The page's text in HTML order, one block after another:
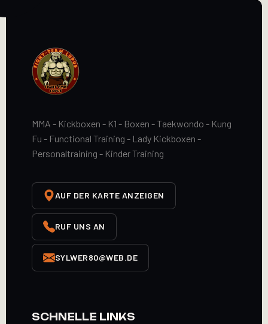
MMA - Kickboxen - K1 - Boxen - Taekwondo - Kung
Fu - Functional Training - Lady Kickboxen -
Personaltraining - Kinder Training
AUF DER KARTE ANZEIGEN
RUF UNS AN
SYLWER80@WEB.DE
SCHNELLE LINKS